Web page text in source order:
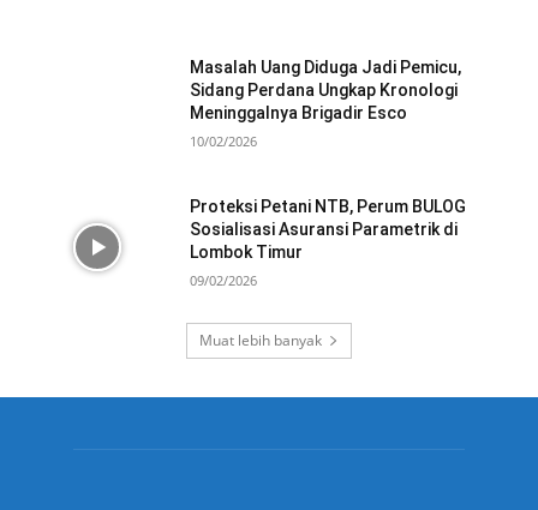
Masalah Uang Diduga Jadi Pemicu,
Sidang Perdana Ungkap Kronologi
Meninggalnya Brigadir Esco
10/02/2026
Proteksi Petani NTB, Perum BULOG
Sosialisasi Asuransi Parametrik di
Lombok Timur
09/02/2026
Muat lebih banyak